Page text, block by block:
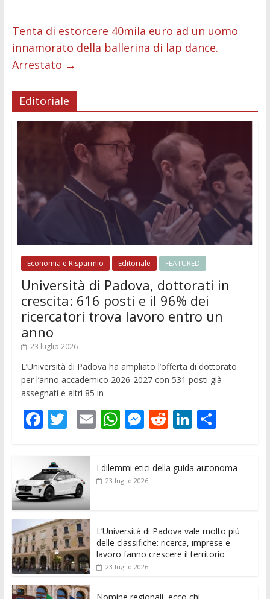
Tenta di estorcere 40mila euro ad un uomo
innamorato della ballerina di lap dance.
Arrestato →
Editoriale
Economia e Risparmio Editoriale FEATURED
Università di Padova, dottorati in
crescita: 616 posti e il 96% dei
ricercatori trova lavoro entro un
anno
23 luglio 2026
L’Università di Padova ha ampliato l’offerta di dottorato
per l’anno accademico 2026-2027 con 531 posti già
assegnati e altri 85 in
F
e
b
o
o
k
T
itt
er
E
ai
l
W
s
p
M
ss
e
er
R
di
Li
e
C
di
I dilemmi etici della guida autonoma
23 luglio 2026
L’Università di Padova vale molto più
delle classifiche: ricerca, imprese e
lavoro fanno crescere il territorio
23 luglio 2026